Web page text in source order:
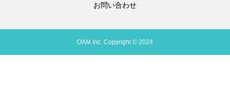
お問い合わせ
OAM Inc. Copyright © 2024